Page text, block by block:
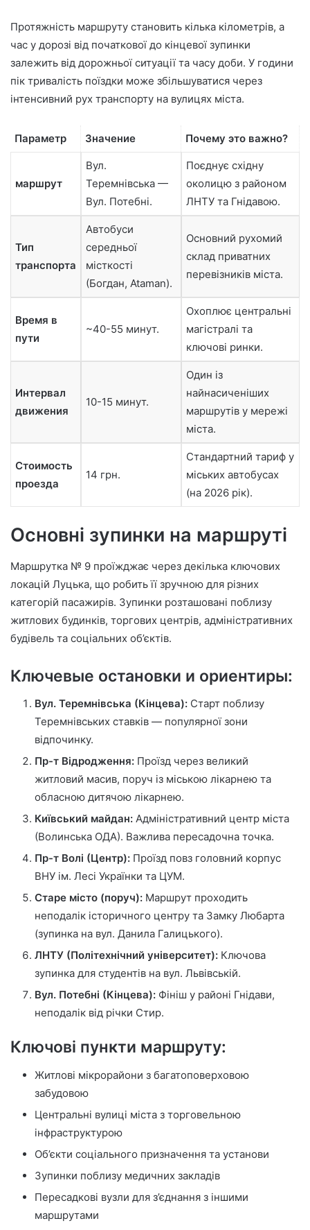
Протяжність маршруту становить кілька кілометрів, а
час у дорозі від початкової до кінцевої зупинки
залежить від дорожньої ситуації та часу доби. У години
пік тривалість поїздки може збільшуватися через
інтенсивний рух транспорту на вулицях міста.
Параметр Значение Почему это важно?
маршрут
Вул.
Теремнівська —
Вул. Потебні.
Поєднує східну
околицю з районом
ЛНТУ та Гнідавою.
Тип
транспорта
Автобуси
середньої
місткості
(Богдан, Ataman).
Основний рухомий
склад приватних
перевізників міста.
Время в
пути
~40-55 минут.
Охоплює центральні
магістралі та
ключові ринки.
Интервал
движения
10-15 минут.
Один із
найнасиченіших
маршрутів у мережі
міста.
Стоимость
проезда
14 грн.
Стандартний тариф у
міських автобусах
(на 2026 рік).
Основні зупинки на маршруті
Маршрутка № 9 проїжджає через декілька ключових
локацій Луцька, що робить її зручною для різних
категорій пасажирів. Зупинки розташовані поблизу
житлових будинків, торгових центрів, адміністративних
будівель та соціальних об’єктів.
Ключевые остановки и ориентиры:
Вул. Теремнівська (Кінцева): Старт поблизу
Теремнівських ставків — популярної зони
відпочинку.
Пр-т Відродження: Проїзд через великий
житловий масив, поруч із міською лікарнею та
обласною дитячою лікарнею.
Київський майдан: Адміністративний центр міста
(Волинська ОДА). Важлива пересадочна точка.
Пр-т Волі (Центр): Проїзд повз головний корпус
ВНУ ім. Лесі Українки та ЦУМ.
Старе місто (поруч): Маршрут проходить
неподалік історичного центру та Замку Любарта
(зупинка на вул. Данила Галицького).
ЛНТУ (Політехнічний університет): Ключова
зупинка для студентів на вул. Львівській.
Вул. Потебні (Кінцева): Фініш у районі Гнідави,
неподалік від річки Стир.
Ключові пункти маршруту:
Житлові мікрорайони з багатоповерховою
забудовою
Центральні вулиці міста з торговельною
інфраструктурою
Об’єкти соціального призначення та установи
Зупинки поблизу медичних закладів
Пересадкові вузли для з’єднання з іншими
маршрутами